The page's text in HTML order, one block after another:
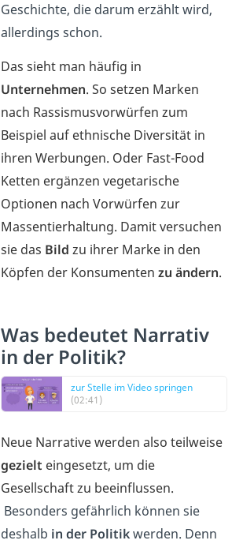
Geschichte, die darum erzählt wird,
allerdings schon.
Das sieht man häufig in
Unternehmen. So setzen Marken
nach Rassismusvorwürfen zum
Beispiel auf ethnische Diversität in
ihren Werbungen. Oder Fast-Food
Ketten ergänzen vegetarische
Optionen nach Vorwürfen zur
Massentierhaltung. Damit versuchen
sie das Bild zu ihrer Marke in den
Köpfen der Konsumentenzu ändern.
Was bedeutet Narrativ
in der Politik?
zur Stelle im Video springen
(02:41)
Neue Narrative werden also teilweise
gezielt eingesetzt, um die
Gesellschaft zu beeinflussen.
Besonders gefährlich können sie
deshalb in der Politikwerden. Denn